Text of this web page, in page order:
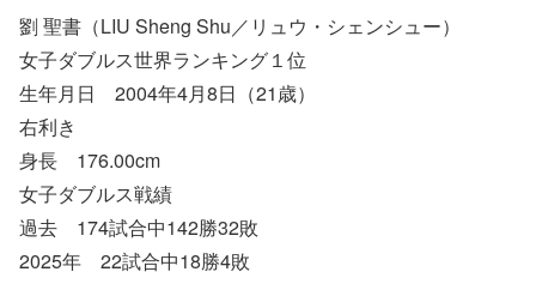
劉 聖書（LIU Sheng Shu／リュウ・シェンシュー）
女子ダブルス世界ランキング１位
生年月日 2004年4月8日（21歳）
右利き
身長 176.00cm
女子ダブルス戦績
過去 174試合中142勝32敗
2025年 22試合中18勝4敗